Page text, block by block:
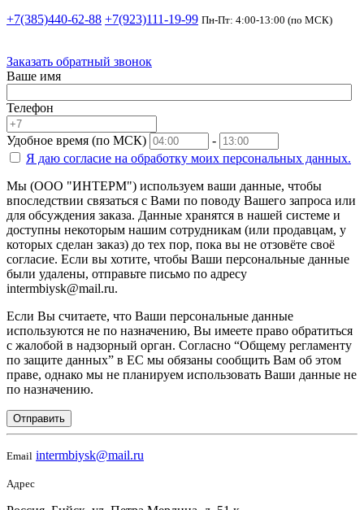
+7(385)440-62-88 +7(923)111-19-99 Пн-Пт: 4:00-13:00 (по МСК)
Заказать обратный звонок
Ваше имя
Телефон
Удобное время (по МСК)
-
Я даю согласие на обработку моих персональных данных.
Мы (ООО "ИНТЕРМ") используем ваши данные, чтобы
впоследствии связаться с Вами по поводу Вашего запроса или
для обсуждения заказа. Данные хранятся в нашей системе и
доступны некоторым нашим сотрудникам (или продавцам, у
которых сделан заказ) до тех пор, пока вы не отзовёте своё
согласие. Если вы хотите, чтобы Ваши персональные данные
были удалены, отправьте письмо по адресу
intermbiysk@mail.ru.
Если Вы считаете, что Ваши персональные данные
используются не по назначению, Вы имеете право обратиться
с жалобой в надзорный орган. Согласно “Общему регламенту
по защите данных” в ЕС мы обязаны сообщить Вам об этом
праве, однако мы не планируем использовать Ваши данные не
по назначению.
Отправить
Email intermbiysk@mail.ru
Адрес